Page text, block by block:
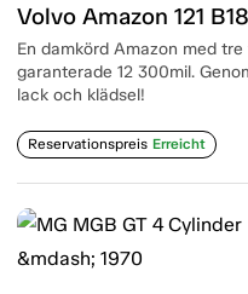
Volvo Amazon 121
En damkörd Amazon med
garanterade 12 300mil.
lack och klädsel!
Reservationspreis Erreicht